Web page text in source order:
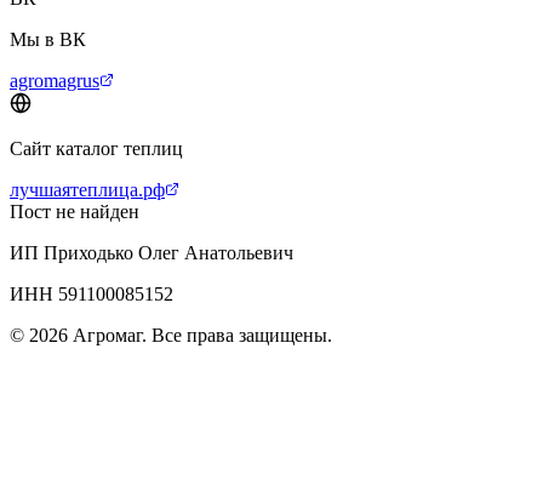
Мы в ВК
agromagrus
Сайт каталог теплиц
лучшаятеплица.рф
Пост не найден
ИП Приходько Олег Анатольевич
ИНН 591100085152
© 2026 Агромаг. Все права защищены.